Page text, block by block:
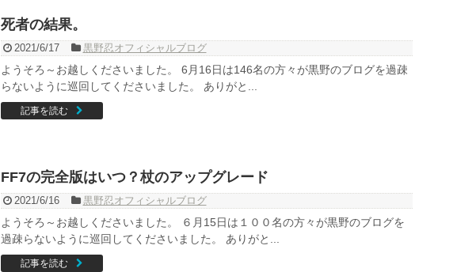
死者の結果。
2021/6/17 黒野忍オフィシャルブログ
ようそろ～お越しくださいました。 6月16日は146名の方々が黒野のブログを過疎
らないように巡回してくださいました。 ありがと...
記事を読む
FF7の完全版はいつ？杖のアップグレード
2021/6/16 黒野忍オフィシャルブログ
ようそろ～お越しくださいました。 ６月15日は１００名の方々が黒野のブログを
過疎らないように巡回してくださいました。 ありがと...
記事を読む